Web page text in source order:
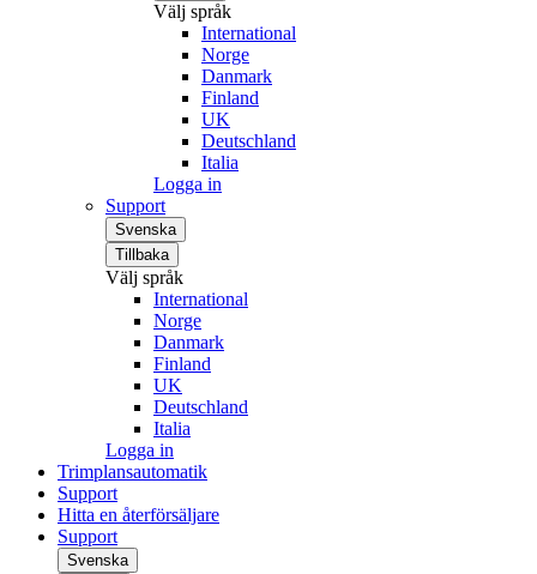
Välj språk
International
Norge
Danmark
Finland
UK
Deutschland
Italia
Logga in
Support
Svenska
Tillbaka
Välj språk
International
Norge
Danmark
Finland
UK
Deutschland
Italia
Logga in
Trimplansautomatik
Support
Hitta en återförsäljare
Support
Svenska